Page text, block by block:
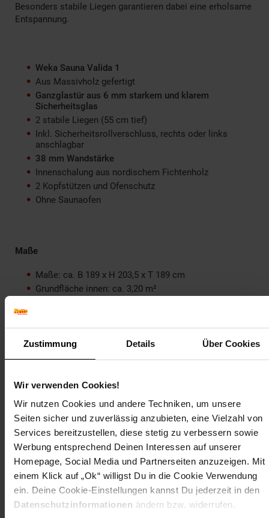
Zustimmung Details Über Cookies
Wir verwenden Cookies!
Wir nutzen Cookies und andere Techniken, um unsere
Seiten sicher und zuverlässig anzubieten, eine Vielzahl von
Services bereitzustellen, diese stetig zu verbessern sowie
Werbung entsprechend Deinen Interessen auf unserer
Homepage, Social Media und Partnerseiten anzuzeigen. Mit
einem Klick auf „Ok“ willigst Du in die Cookie Verwendung
ein. Deine Cookie-Einstellungen kannst Du jederzeit in den
Datenschutzinformationen ändern bzw. widerrufen.
Besonders stabile Liegen garantieren dabei eine erholsame
Entspannung.
Weka Sauna Valida 1
Aus Massivholz gefertigt
Ganzglastür aus 6 mm starkem und klarem
Sicherheitsglas
2 stabile Liegen (55 cm tief)
Inkl. Sicherheitsrollverschluss, rechts oder links
anschlagbar
38 mm Wandstärke
Innenschalung aus nordischem Fichtenholz
2 Kopfstützen und Ofenschutz
Ohne Saunaofen
Maße
Maße: ca. B 189 x H 203,5 x T 189 cm
Grundfläche innen: ca. 3,20 m²
Spedition bis zur Bordsteinkante an eine von Ihnen
Anlieferung zu ermöglichen, bitten wir Sie, im
Bestellvorgang Ihre Telefonnummer anzugeben! Nur so
kann die Spedition einen Anliefertermin mit Ihnen abklären!
Artikelnummer: 1663889000
EAN: 4004581066130
Artikel gehört zur Kategorie:Sauna & Whirlpool